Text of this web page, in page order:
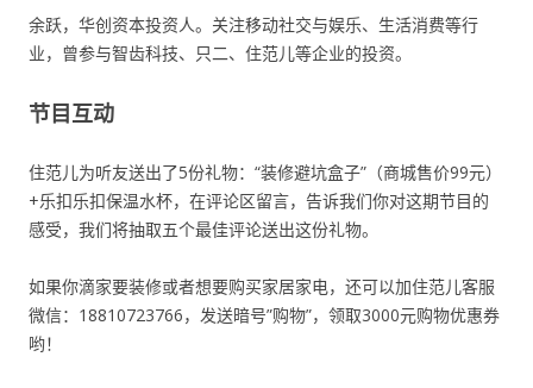
余跃，华创资本投资人。关注移动社交与娱乐、生活消费等行
业，曾参与智齿科技、只二、住范儿等企业的投资。
节目互动
住范儿为听友送出了5份礼物：“装修避坑盒子”（商城售价99元）
+乐扣乐扣保温水杯，在评论区留言，告诉我们你对这期节目的
感受，我们将抽取五个最佳评论送出这份礼物。
如果你滴家要装修或者想要购买家居家电，还可以加住范儿客服
微信：18810723766，发送暗号”购物”，领取3000元购物优惠券
哟！